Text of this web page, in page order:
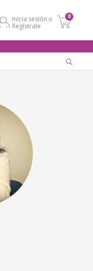
Inicia sesión o
Regístrate
0